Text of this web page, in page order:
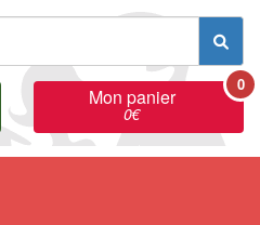
Mon panier
0€
0